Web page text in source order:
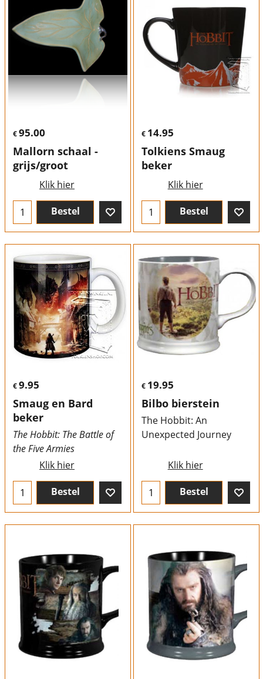
€95.00
Mallorn schaal -
grijs/groot
Klik hier
Bestel
€ 14.95
Tolkiens Smaug
beker
Klik hier
Bestel
€9.95
Smaug en Bard
beker
The Hobbit: The Battle of
the Five Armies
Klik hier
Bestel
€ 19.95
Bilbo bierstein
The Hobbit: An
Unexpected Journey
Klik hier
Bestel